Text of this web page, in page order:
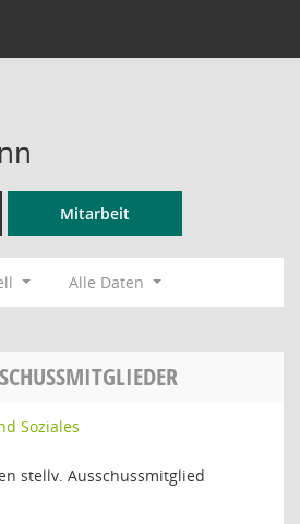
Mitarbeit
Alle Daten
Soziales
stellv. Ausschussmitglied